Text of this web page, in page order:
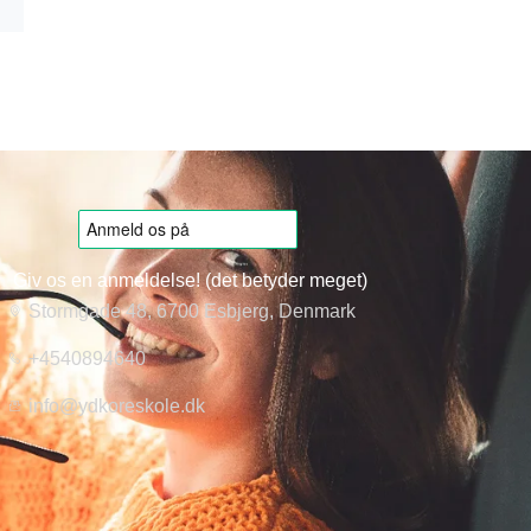
Giv os en anmeldelse! (det betyder meget)
Stormgade 48, 6700 Esbjerg, Denmark
+4540894640
info@ydkoreskole.dk